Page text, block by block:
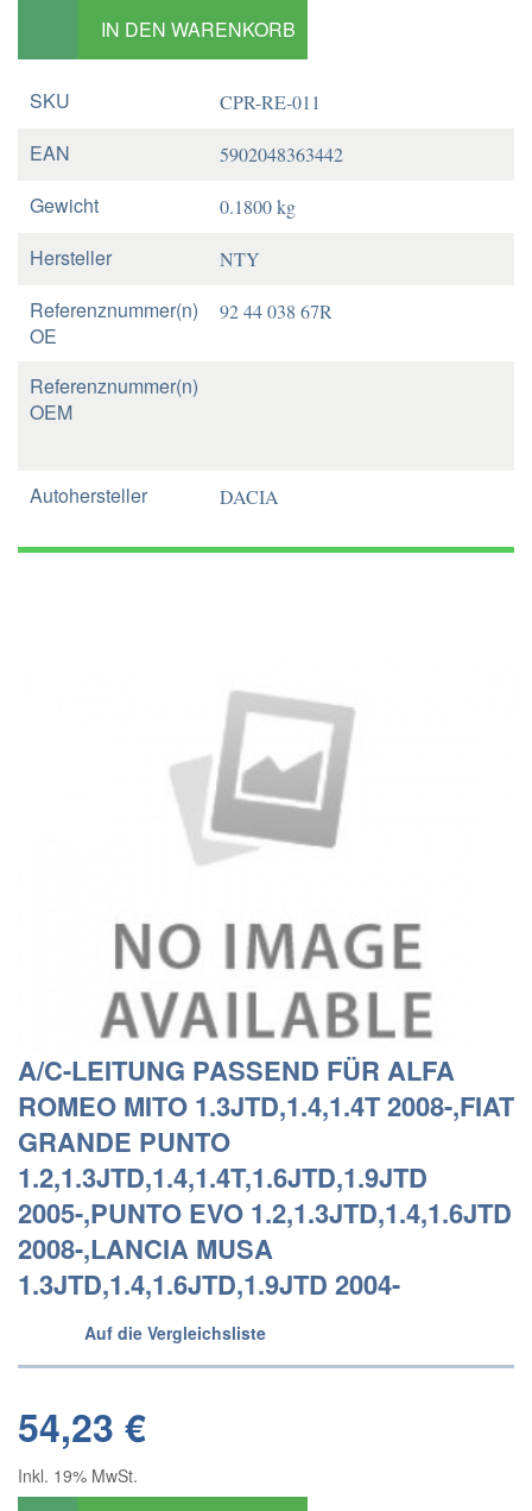
IN DEN WARENKORB
SKU CPR-RE-011
EAN 5902048363442
Gewicht 0.1800 kg
Hersteller NTY
Referenznummer(n)
OE
92 44 038 67R
Referenznummer(n)
OEM
Autohersteller DACIA
A/C-LEITUNG PASSEND FÜR ALFA
ROMEO MITO 1.3JTD,1.4,1.4T 2008-,FIAT
GRANDE PUNTO
1.2,1.3JTD,1.4,1.4T,1.6JTD,1.9JTD
2005-,PUNTO EVO 1.2,1.3JTD,1.4,1.6JTD
2008-,LANCIA MUSA
1.3JTD,1.4,1.6JTD,1.9JTD 2004-
Auf die Vergleichsliste
54,23 €
Inkl. 19% MwSt.